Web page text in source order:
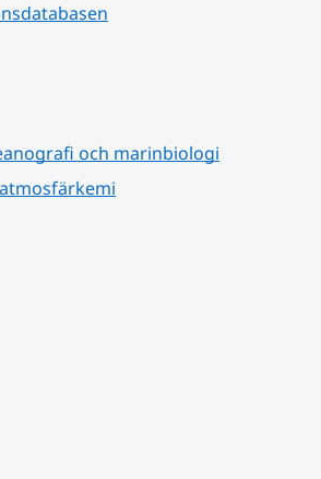
och marinbiologi